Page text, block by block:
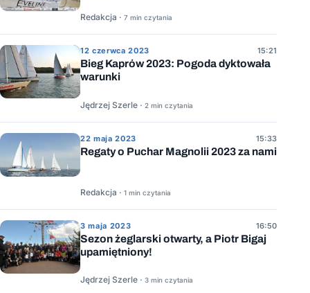
Redakcja · 7 min czytania
12 czerwca 2023 15:21
Bieg Kaprów 2023: Pogoda dyktowała
warunki
Jędrzej Szerle · 2 min czytania
22 maja 2023 15:33
Regaty o Puchar Magnolii 2023 za nami
Redakcja · 1 min czytania
3 maja 2023 16:50
Sezon żeglarski otwarty, a Piotr Bigaj
upamiętniony!
Jędrzej Szerle · 3 min czytania